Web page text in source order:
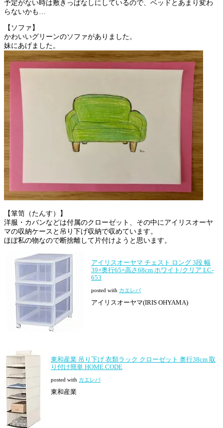
予定がない時は敷きっぱなしにしているので、ベッドとあまり変わ
らないかも…
【ソファ】
かわいいグリーンのソファがありました。
妹にあげました。
【箪笥（たんす）】
洋服・カバンなどは付属のクローゼット、その中にアイリスオーヤ
マの収納ケースと吊り下げ収納で収めています。
ほぼ私の物なので断捨離して片付けようと思います。
アイリスオーヤマ チェスト ロング 3段 幅
39×奥行65×高さ68cm ホワイト/クリア LC-
653
posted with カエレバ
アイリスオーヤマ(IRIS OHYAMA)
東和産業 吊り下げ 衣類ラック クローゼット 奥行38cm 取
り付け簡単 HOME CODE
posted with カエレバ
東和産業